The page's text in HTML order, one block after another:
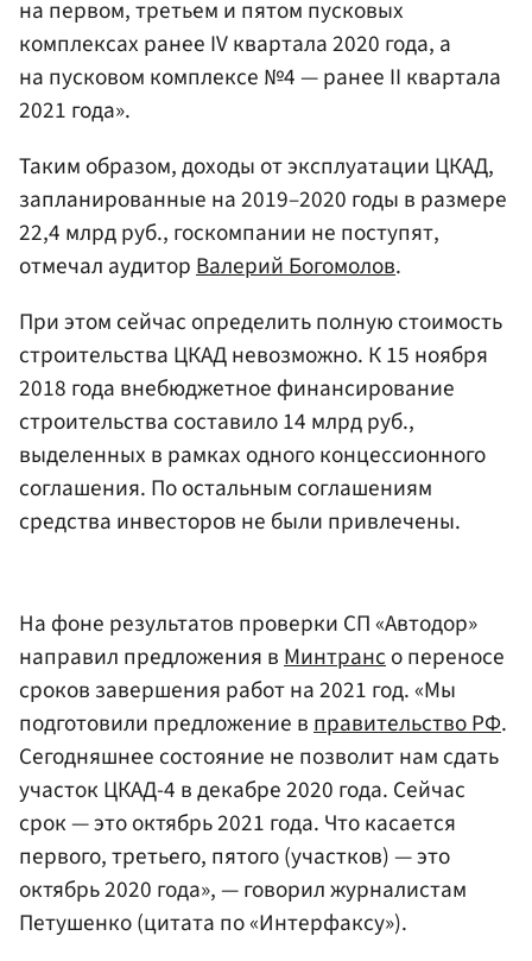
на первом, третьем и пятом пусковых
комплексах ранее IV квартала 2020 года, а
на пусковом комплексе №4 — ранее II квартала
2021 года».
Таким образом, доходы от эксплуатации ЦКАД,
запланированные на 2019–2020 годы в размере
22,4 млрд руб., госкомпании не поступят,
отмечал аудиторВалерий Богомолов.
При этом сейчас определить полную стоимость
строительства ЦКАД невозможно. К 15 ноября
2018 года внебюджетное финансирование
строительства составило 14 млрд руб.,
выделенных в рамках одного концессионного
соглашения. По остальным соглашениям
средства инвесторов не были привлечены.
На фоне результатов проверки СП «Автодор»
направил предложения вМинтрансо переносе
сроков завершения работ на 2021 год. «Мы
подготовили предложение вправительство РФ.
Сегодняшнее состояние не позволит нам сдать
участок ЦКАД-4 в декабре 2020 года. Сейчас
срок — это октябрь 2021 года. Что касается
первого, третьего, пятого (участков) — это
октябрь 2020 года», — говорил журналистам
Петушенко (цитата по «Интерфаксу»).